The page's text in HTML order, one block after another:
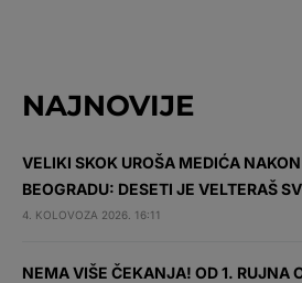
NAJNOVIJE
VELIKI SKOK UROŠA MEDIĆA
BEOGRADU: DESETI JE VELTERAŠ
4. KOLOVOZA 2026. 16:11
NEMA VIŠE ČEKANJA! OD 1. RUJNA